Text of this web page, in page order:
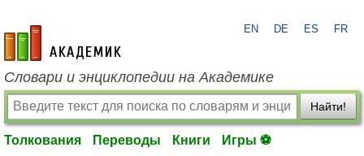
academic.ru
EN DE ES FR
Словари и энциклопедии на Академике
Найти!
Толкования Переводы Книги Игры ⚽